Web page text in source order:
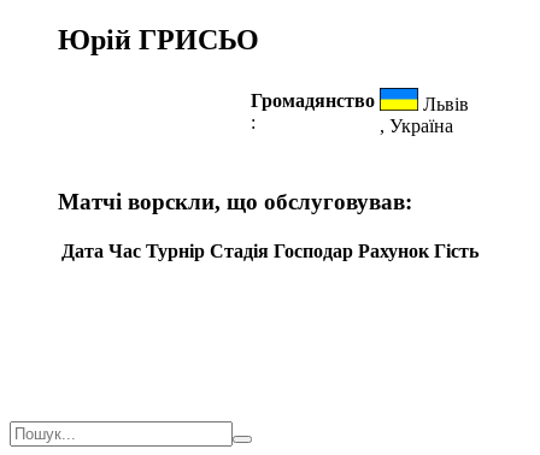
Юрій ГРИСЬО
Громадянство
:
Львів
, Україна
Матчі ворскли, що обслуговував:
Дата Час Турнір Стадія Господар Рахунок Гість